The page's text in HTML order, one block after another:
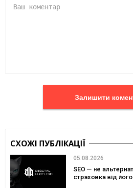
Залишити
СХОЖІ ПУБЛІКАЦІЇ
05.08.2026
SEO — не
страховка від